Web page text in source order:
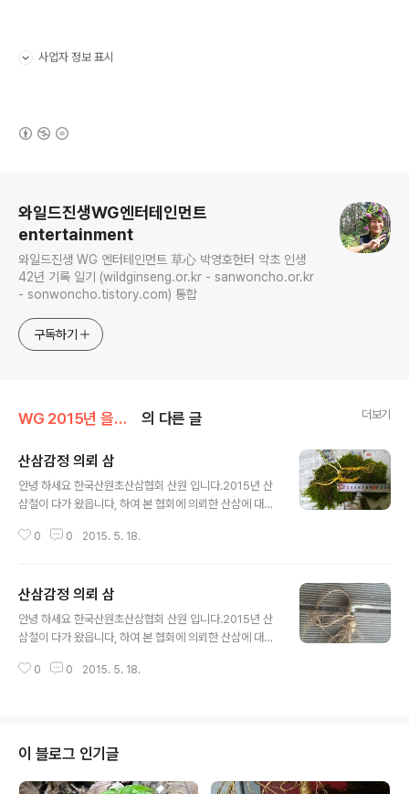
사업자 정보 표시
와일드진생WG엔터테인먼트
entertainment
와일드진생 WG 엔터테인먼트 草心 박영호헌터 약초 인생
42년 기록 일기 (wildginseng.or.kr - sanwoncho.or.kr
- sonwoncho.tistory.com) 통합
구독하기
WG 2015년 을미년 기록 의 다른 글 더보기
산삼감정 의뢰 삼
안녕 하세요 한국산원초산삼협회 산원 입니다.2015년 산
삼철이 다가 왔읍니다, 하여 본 협회에 의뢰한 산삼에 대한
로써 모든 약초 중에 최고의 선약으로 알려 져 있읍니다, 또
니다. 하지만 경험과 협회의 규정상 약간의 미비한 부분이
있더라도 이해 하시고,가능한 오해의 소지가 없도록 최선
을 다 하겠읍니다.1,본협회에서는 일단 산에서 채심한 삼에
다.2,그외에 외래종과 인삼에 가까운삼 그리고 산양삼 및
0 0 2015. 5. 18.
산삼감정 의뢰 삼
안녕 하세요 한국산원초산삼협회 산원 입니다.2015년 산
삼철이 다가 왔읍니다, 하여 본 협회에 의뢰한 산삼에 대한
로써 모든 약초 중에 최고의 선약으로 알려 져 있읍니다, 또
있더라도 이해 하시고,가능한 오해의 소지가 없도록 최선
을 다 하겠읍니다.1,본협회에서는 일단 산에서 채심한 삼에
대해서는 자연산삼 야생산삼 그리고 산삼 이라고 하겠읍니
0 0 2015. 5. 18.
이 블로그 인기글